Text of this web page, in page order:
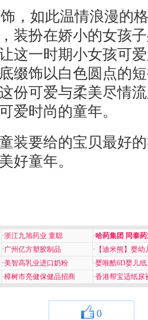
，如此温情浪漫的
装扮在娇小的女孩
这一时期小女孩可
缀饰以白色圆点的
份可爱与柔美尽情
爱时尚的童年。
装要给的宝贝最好
好童年。
·浙江九旭药业 童聪 ·哈药集团 同泰
·广州亿方塑胶制品 · 【迪米熊】婴幼
·美智高乳业进口奶粉 ·婴唯酷6D婴儿
·樟树市亮健保健品招商 ·香港帮宝适纸尿
0